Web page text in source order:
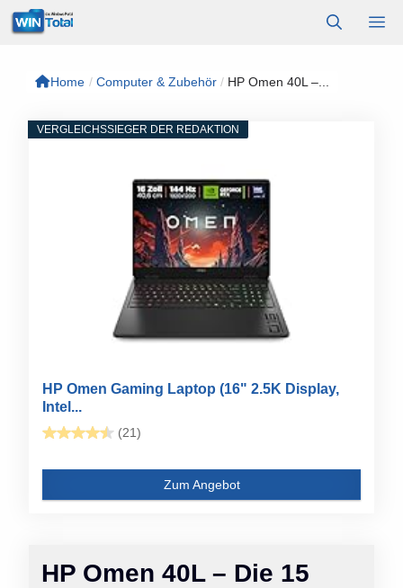
Zum
Inhalt
Home / Computer & Zubehör / HP Omen 40L –...
HP Omen 40L – Die 15
VERGLEICHSSIEGER DER REDAKTION
HP Omen Gaming Laptop (16" 2.5K Display,
Intel...
(21)
Zum Angebot